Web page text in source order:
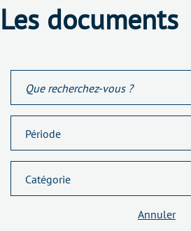
Les documents
Annuler